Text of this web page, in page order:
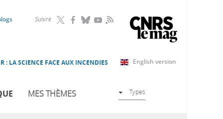
Suivre RSS
English version
: LA SCIENCE FACE AUX INCENDIES
MES THÈMES Types